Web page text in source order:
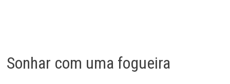
Sonhar com uma fogueira